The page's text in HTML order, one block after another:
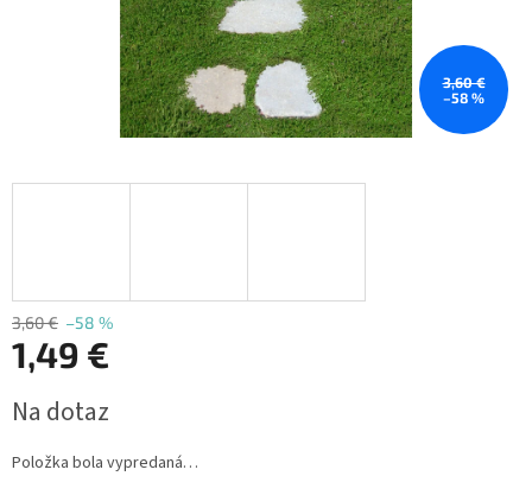
3,60 €
–58 %
3,60 € –58 %
1,49 €
cena:
Na dotaz
Položka bola vypredaná…